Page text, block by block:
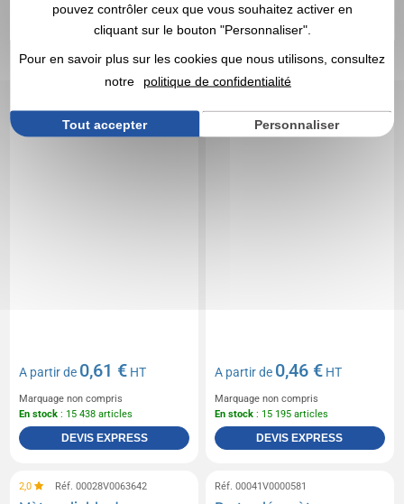
Porte-clés avec niveau et
mètre ruban
A partir de 0,61 € HT
Marquage non compris
En stock : 15 438 articles
DEVIS EXPRESS
Mètre-ruban 1m
A partir de 0,46 € HT
Marquage non compris
En stock : 15 195 articles
DEVIS EXPRESS
2,0 Réf. 00028V0063642 Réf. 00041V0000581
pouvez contrôler ceux que vous souhaitez activer en
cliquant sur le bouton "Personnaliser".
Pour en savoir plus sur les cookies que nous utilisons, consultez
notre
politique de confidentialité
Tout accepter Personnaliser